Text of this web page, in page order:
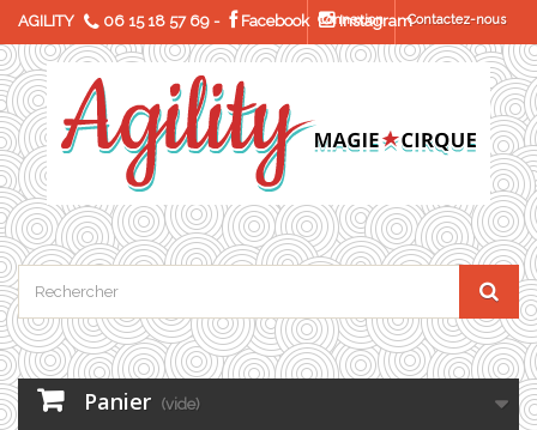
AGILITY 06 15 18 57 69 - Facebook InstagramContactez-nous
Connexion
Panier (vide)